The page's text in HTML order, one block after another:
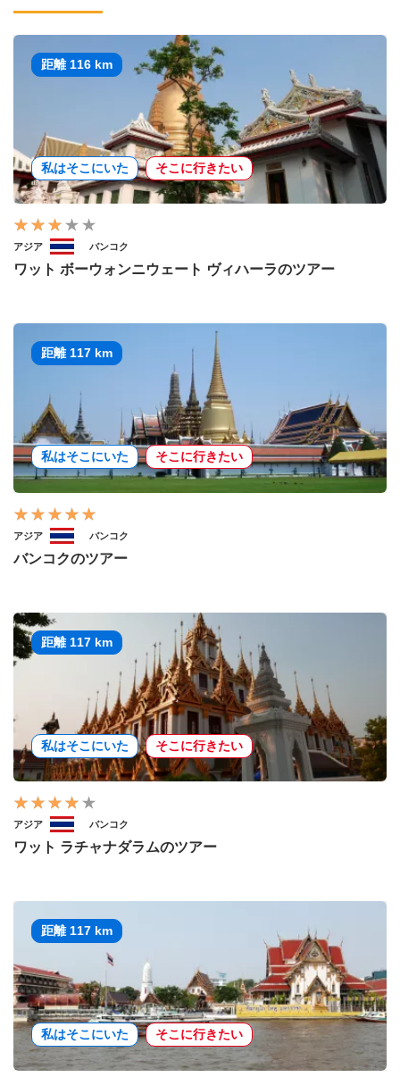
距離 116 km
私はそこにいた そこに行きたい
アジア バンコク
ワット ボーウォンニウェート ヴィハーラのツアー
距離 117 km
私はそこにいた そこに行きたい
アジア バンコク
バンコクのツアー
距離 117 km
私はそこにいた そこに行きたい
アジア バンコク
ワット ラチャナダラムのツアー
距離 117 km
私はそこにいた そこに行きたい